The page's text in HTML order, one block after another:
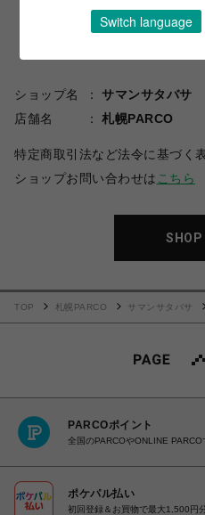
ショップ名
サマンサタバサ
店舗名
札幌PARCO
特定商取引法など法令に基づく
ショップお問い合わせは こちら
TOP 札幌PARCO サマンサタバサ
PARCOポイント
全国のPARCOやONLINE PARCO
ポケパル払い
初回登録＆お買物で最大1,500円
Switch language